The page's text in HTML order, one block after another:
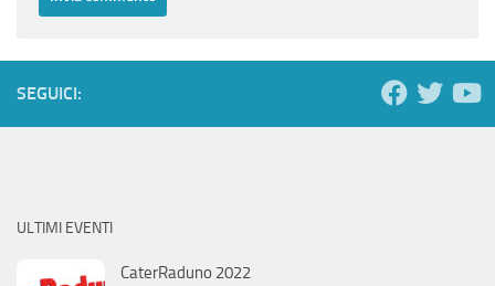
SEGUICI:
ULTIMI EVENTI
CaterRaduno 2022